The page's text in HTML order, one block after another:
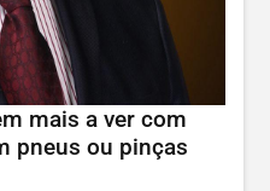
mais a ver com
pneus ou pinças